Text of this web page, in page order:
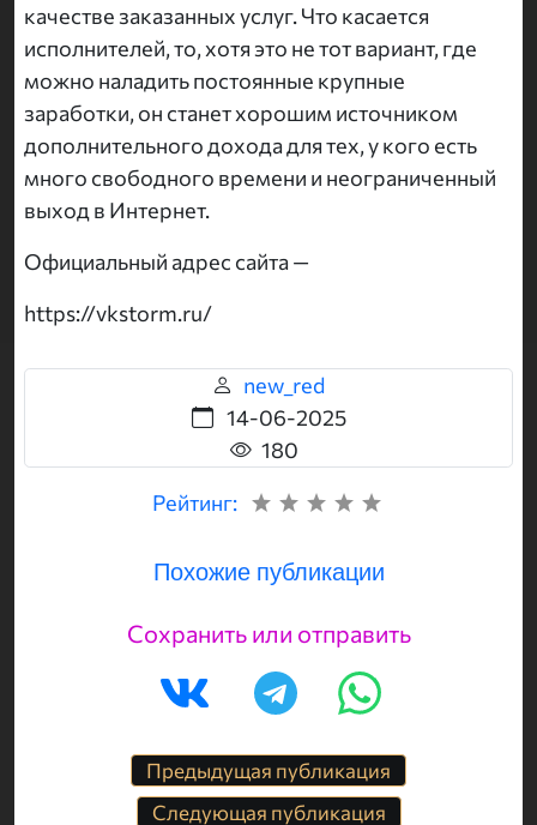
качестве заказанных услуг. Что касается
исполнителей, то, хотя это не тот вариант, где
можно наладить постоянные крупные
заработки, он станет хорошим источником
дополнительного дохода для тех, у кого есть
много свободного времени и неограниченный
выход в Интернет.
Официальный адрес сайта —
https://vkstorm.ru/
new_red
14-06-2025
180
Рейтинг:
Похожие публикации
Сохранить или отправить
Предыдущая публикация
Следующая публикация